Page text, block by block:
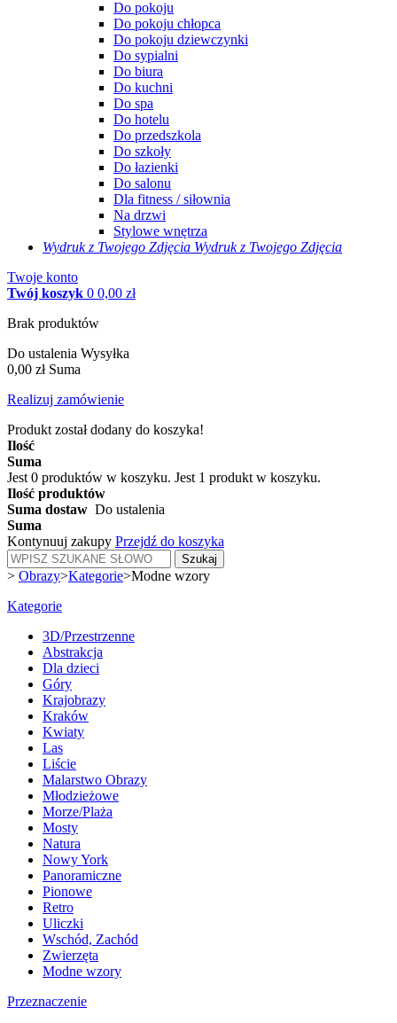
Do pokoju
Do pokoju chłopca
Do pokoju dziewczynki
Do sypialni
Do biura
Do kuchni
Do spa
Do hotelu
Do przedszkola
Do szkoły
Do łazienki
Do salonu
Dla fitness / siłownia
Na drzwi
Stylowe wnętrza
Wydruk z Twojego Zdjęcia Wydruk z Twojego Zdjęcia
Twoje konto
Twój koszyk 0 0,00 zł
Brak produktów
Do ustalenia Wysyłka
0,00 zł Suma
Realizuj zamówienie
Produkt został dodany do koszyka!
Ilość
Suma
Jest 0 produktów w koszyku. Jest 1 produkt w koszyku.
Ilość produktów
Suma dostaw Do ustalenia
Suma
Kontynuuj zakupy Przejdź do koszyka
Szukaj
> Obrazy>Kategorie>Modne wzory
Kategorie
3D/Przestrzenne
Abstrakcja
Dla dzieci
Góry
Krajobrazy
Kraków
Kwiaty
Las
Liście
Malarstwo Obrazy
Młodzieżowe
Morze/Plaża
Mosty
Natura
Nowy York
Panoramiczne
Pionowe
Retro
Uliczki
Wschód, Zachód
Zwierzęta
Modne wzory
Przeznaczenie